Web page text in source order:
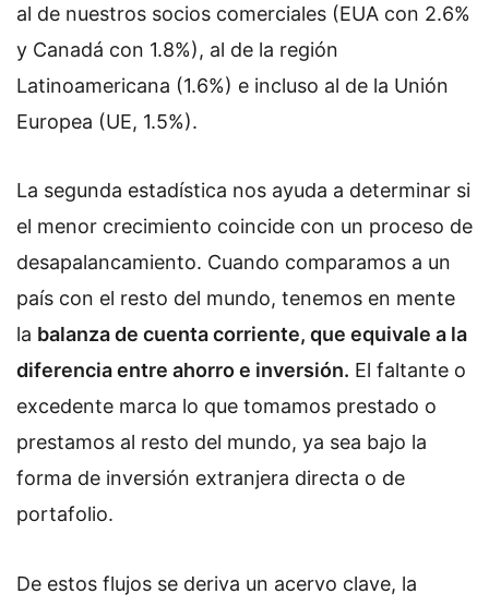
al de nuestros socios comerciales (EUA con 2.6%
y Canadá con 1.8%), al de la región
Latinoamericana (1.6%) e incluso al de la Unión
Europea (UE, 1.5%).
La segunda estadística nos ayuda a determinar si
el menor crecimiento coincide con un proceso de
desapalancamiento. Cuando comparamos a un
país con el resto del mundo, tenemos en mente
la balanza de cuenta corriente, que equivale a la
diferencia entre ahorro e inversión. El faltante o
excedente marca lo que tomamos prestado o
prestamos al resto del mundo, ya sea bajo la
forma de inversión extranjera directa o de
portafolio.
De estos flujos se deriva un acervo clave, la